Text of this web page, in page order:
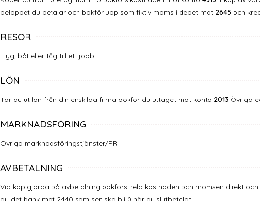
beloppet du betalar och bokför upp som fiktiv moms i debet mot 2645 och
RESOR
Flyg, båt eller tåg till ett jobb.
LÖN
Tar du ut lön från din enskilda firma bokför du uttaget mot konto 2013 Övriga
MARKNADSFÖRING
Övriga marknadsföringstjänster/PR.
AVBETALNING
Vid köp gjorda på avbetalning bokförs hela kostnaden och momsen direkt
du det bank mot 2440 som sen ska bli 0 när du slutbetalat.